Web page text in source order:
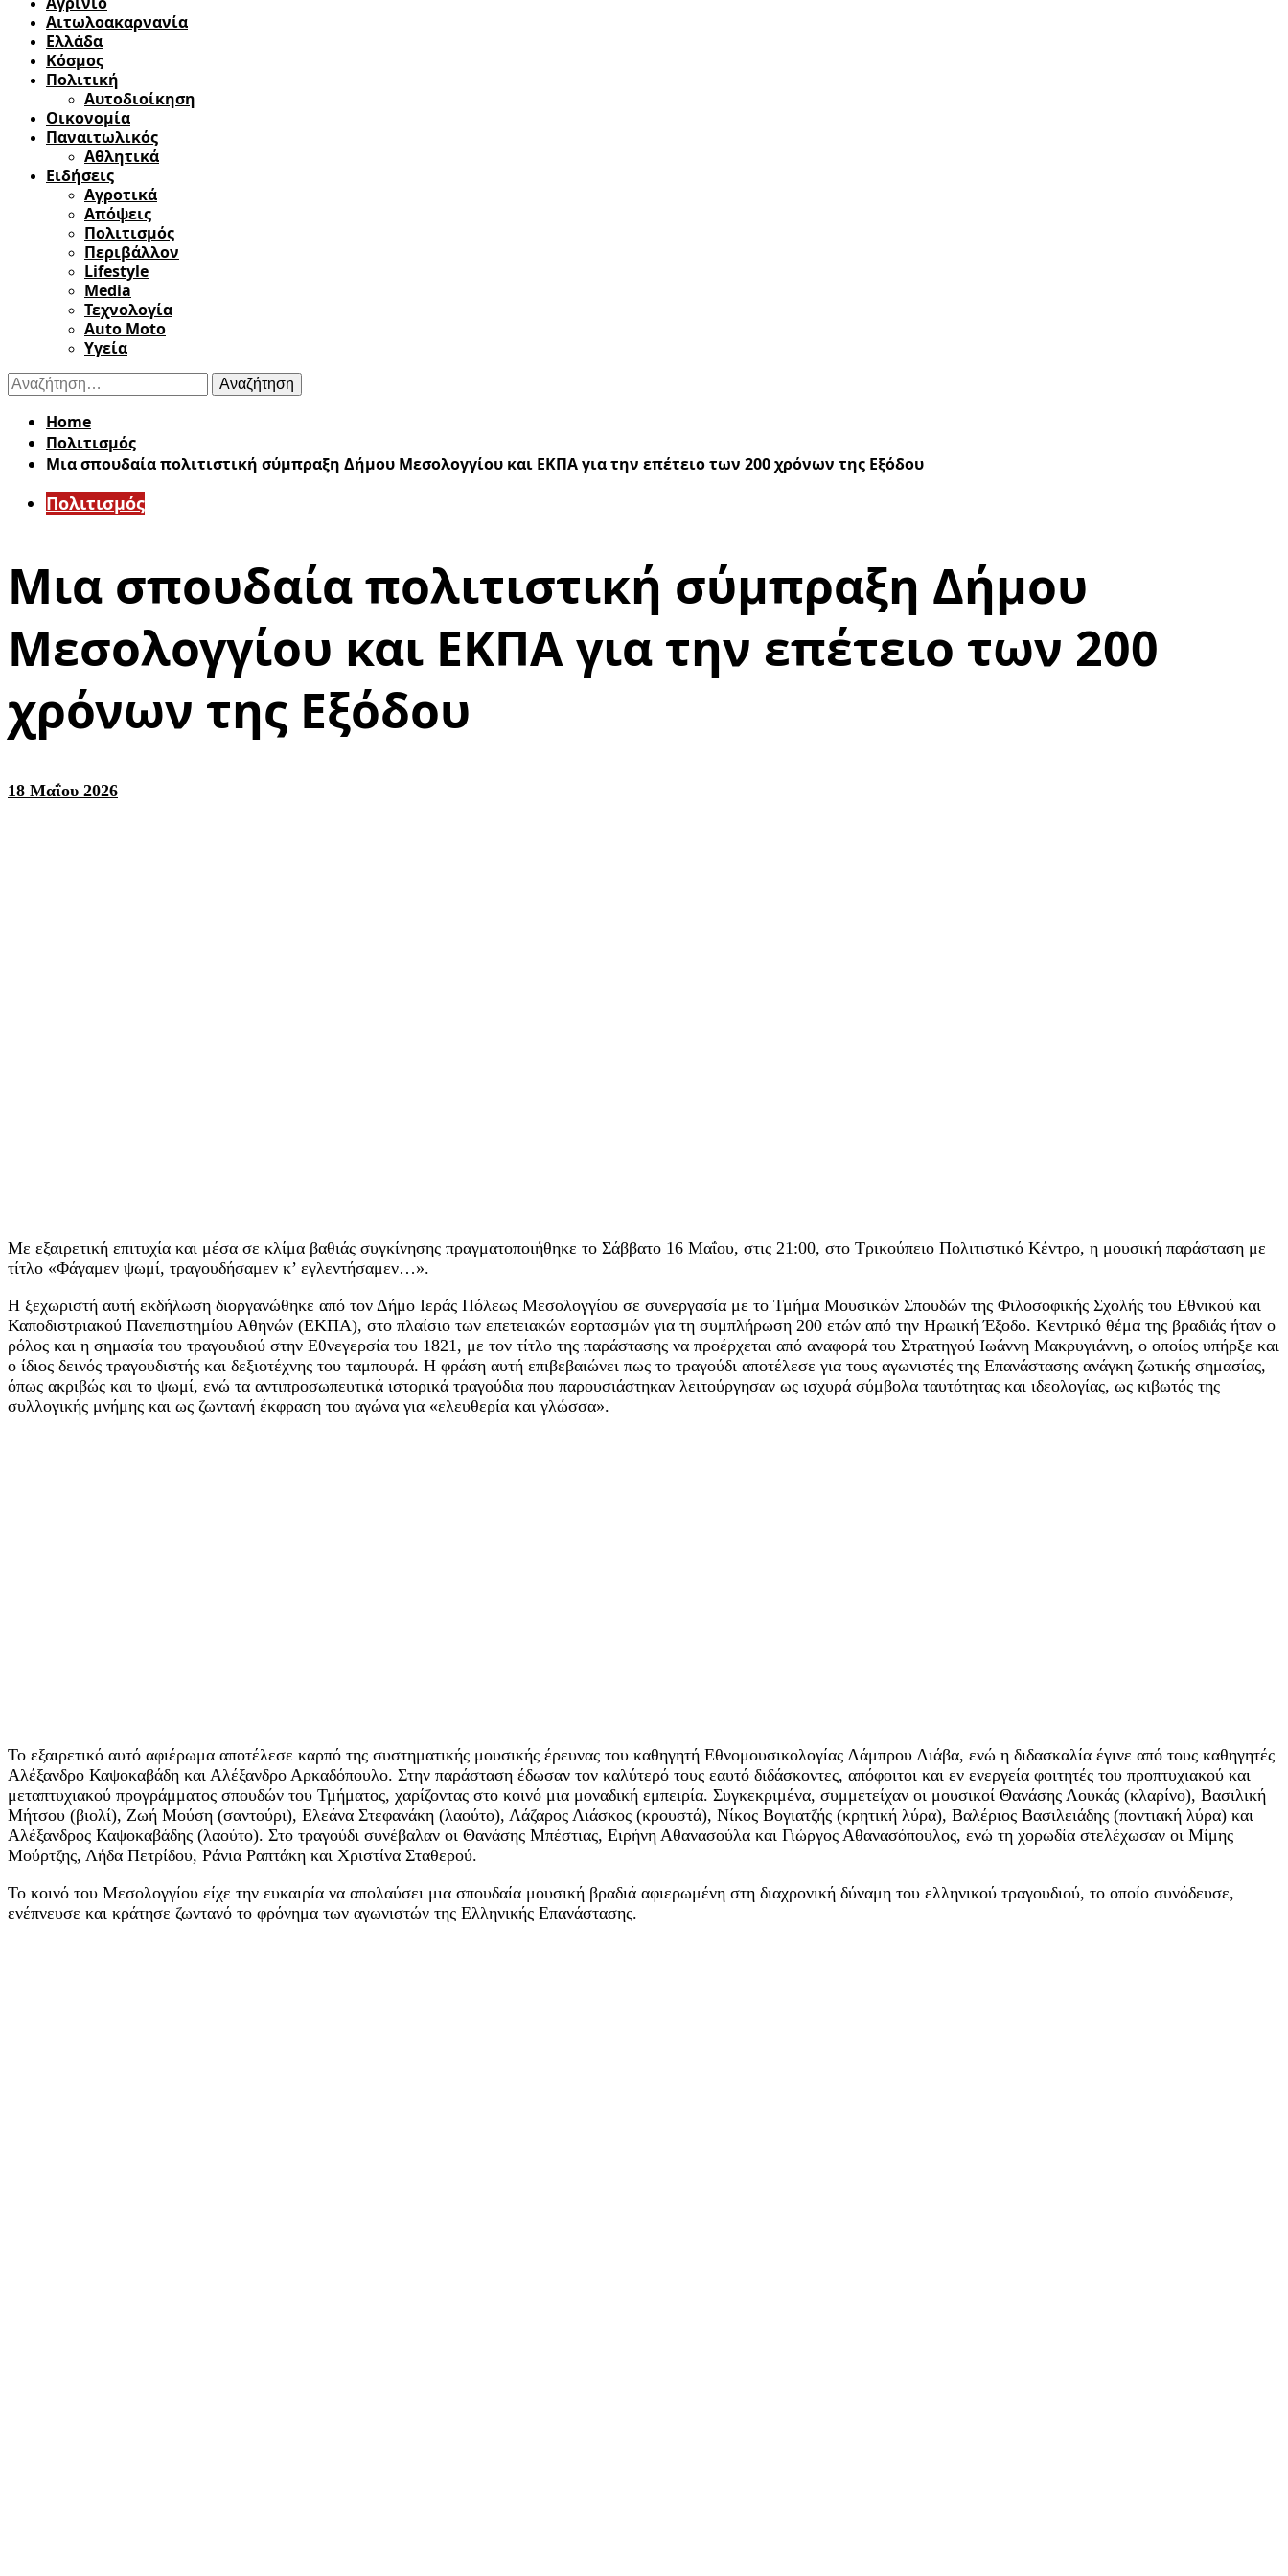
Αιτωλοακαρνανία
Ελλάδα
Κόσμος
Πολιτική
Αυτοδιοίκηση
Οικονομία
Παναιτωλικός
Αθλητικά
Ειδήσεις
Αγροτικά
Απόψεις
Πολιτισμός
Περιβάλλον
Lifestyle
Media
Τεχνολογία
Auto Moto
Υγεία
Αναζήτηση
για:
Home
Πολιτισμός
Μια σπουδαία πολιτιστική σύμπραξη Δήμου Μεσολογγίου και ΕΚΠΑ για την επέτειο των 200 χρόνων της Εξόδου
Πολιτισμός
Μια σπουδαία πολιτιστική σύμπραξη Δήμου
Μεσολογγίου και ΕΚΠΑ για την επέτειο των 200
χρόνων της Εξόδου
18 Μαΐου 2026
Με εξαιρετική επιτυχία και μέσα σε κλίμα βαθιάς συγκίνησης πραγματοποιήθηκε το Σάββατο 16 Μαΐου, στις 21:00, στο Τρικούπειο Πολιτιστικό Κέντρο, η μουσική παράσταση με
τίτλο «Φάγαμεν ψωμί, τραγουδήσαμεν κ’ εγλεντήσαμεν…».
Η ξεχωριστή αυτή εκδήλωση διοργανώθηκε από τον Δήμο Ιεράς Πόλεως Μεσολογγίου σε συνεργασία με το Τμήμα Μουσικών Σπουδών της Φιλοσοφικής Σχολής του Εθνικού και
Καποδιστριακού Πανεπιστημίου Αθηνών (ΕΚΠΑ), στο πλαίσιο των επετειακών εορτασμών για τη συμπλήρωση 200 ετών από την Ηρωική Έξοδο. Κεντρικό θέμα της βραδιάς ήταν ο
ρόλος και η σημασία του τραγουδιού στην Εθνεγερσία του 1821, με τον τίτλο της παράστασης να προέρχεται από αναφορά του Στρατηγού Ιωάννη Μακρυγιάννη, ο οποίος υπήρξε και
ο ίδιος δεινός τραγουδιστής και δεξιοτέχνης του ταμπουρά. Η φράση αυτή επιβεβαιώνει πως το τραγούδι αποτέλεσε για τους αγωνιστές της Επανάστασης ανάγκη ζωτικής σημασίας,
όπως ακριβώς και το ψωμί, ενώ τα αντιπροσωπευτικά ιστορικά τραγούδια που παρουσιάστηκαν λειτούργησαν ως ισχυρά σύμβολα ταυτότητας και ιδεολογίας, ως κιβωτός της
συλλογικής μνήμης και ως ζωντανή έκφραση του αγώνα για «ελευθερία και γλώσσα».
Το εξαιρετικό αυτό αφιέρωμα αποτέλεσε καρπό της συστηματικής μουσικής έρευνας του καθηγητή Εθνομουσικολογίας Λάμπρου Λιάβα, ενώ η διδασκαλία έγινε από τους καθηγητές
Αλέξανδρο Καψοκαβάδη και Αλέξανδρο Αρκαδόπουλο. Στην παράσταση έδωσαν τον καλύτερό τους εαυτό διδάσκοντες, απόφοιτοι και εν ενεργεία φοιτητές του προπτυχιακού και
μεταπτυχιακού προγράμματος σπουδών του Τμήματος, χαρίζοντας στο κοινό μια μοναδική εμπειρία. Συγκεκριμένα, συμμετείχαν οι μουσικοί Θανάσης Λουκάς (κλαρίνο), Βασιλική
Μήτσου (βιολί), Ζωή Μούση (σαντούρι), Ελεάνα Στεφανάκη (λαούτο), Λάζαρος Λιάσκος (κρουστά), Νίκος Βογιατζής (κρητική λύρα), Βαλέριος Βασιλειάδης (ποντιακή λύρα) και
Αλέξανδρος Καψοκαβάδης (λαούτο). Στο τραγούδι συνέβαλαν οι Θανάσης Μπέστιας, Ειρήνη Αθανασούλα και Γιώργος Αθανασόπουλος, ενώ τη χορωδία στελέχωσαν οι Μίμης
Μούρτζης, Λήδα Πετρίδου, Ράνια Ραπτάκη και Χριστίνα Σταθερού.
Το κοινό του Μεσολογγίου είχε την ευκαιρία να απολαύσει μια σπουδαία μουσική βραδιά αφιερωμένη στη διαχρονική δύναμη του ελληνικού τραγουδιού, το οποίο συνόδευσε,
ενέπνευσε και κράτησε ζωντανό το φρόνημα των αγωνιστών της Ελληνικής Επανάστασης.